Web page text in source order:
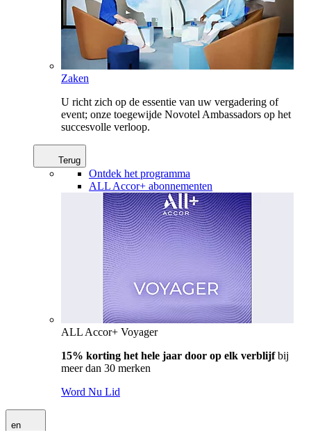
Zaken
U richt zich op de essentie van uw vergadering of
event; onze toegewijde Novotel Ambassadors op het
succesvolle verloop.
Terug
Ontdek het programma
ALL Accor+ abonnementen
ALL Accor+ Voyager
15% korting het hele jaar door op elk verblijfbij
meer dan 30 merken
Word Nu Lid
en